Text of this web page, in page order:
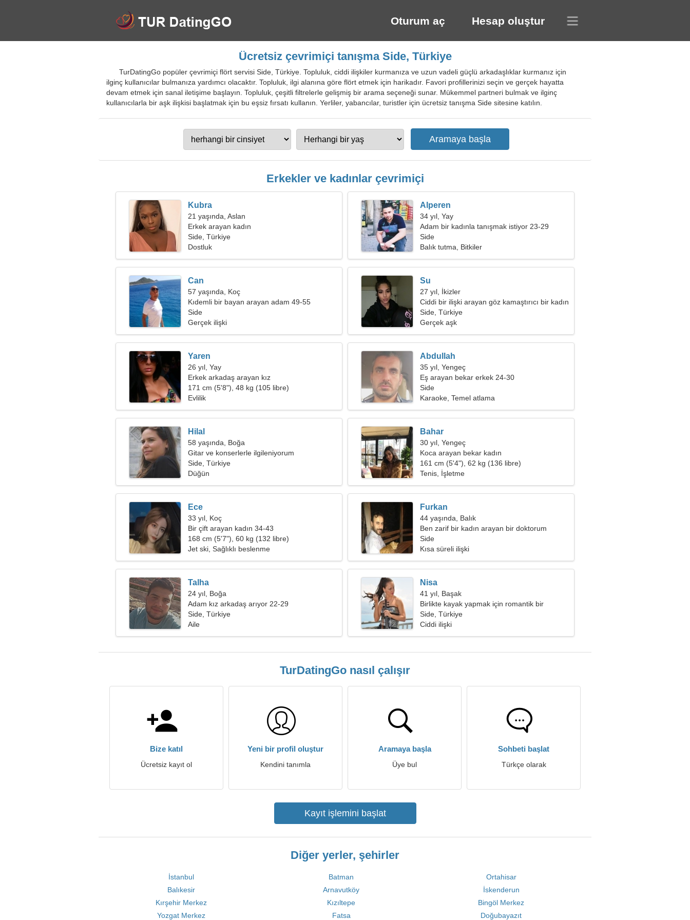
Oturum aç Hesap oluştur
Ücretsiz çevrimiçi tanışma Side, Türkiye
TurDatingGo popüler çevrimiçi flört servisi Side, Türkiye. Topluluk, ciddi ilişkiler kurmanıza ve uzun vadeli güçlü arkadaşlıklar kurmanız için
ilginç kullanıcılar bulmanıza yardımcı olacaktır. Topluluk, ilgi alanına göre flört etmek için harikadır. Favori profillerinizi seçin ve gerçek hayatta
devam etmek için sanal iletişime başlayın. Topluluk, çeşitli filtrelerle gelişmiş bir arama seçeneği sunar. Mükemmel partneri bulmak ve ilginç
kullanıcılarla bir aşk ilişkisi başlatmak için bu eşsiz fırsatı kullanın. Yerliler, yabancılar, turistler için ücretsiz tanışma Side sitesine katılın.
Erkekler ve kadınlar çevrimiçi
Kubra
21 yaşında, Aslan
Erkek arayan kadın
Side, Türkiye
Dostluk
Alperen
34 yıl, Yay
Adam bir kadınla tanışmak istiyor 23-29
Side
Balık tutma, Bitkiler
Can
57 yaşında, Koç
Kıdemli bir bayan arayan adam 49-55
Side
Gerçek ilişki
Su
27 yıl, İkizler
Ciddi bir ilişki arayan göz kamaştırıcı bir kadın
Side, Türkiye
Gerçek aşk
Yaren
26 yıl, Yay
Erkek arkadaş arayan kız
171 cm (5'8"), 48 kg (105 libre)
Evlilik
Abdullah
35 yıl, Yengeç
Eş arayan bekar erkek 24-30
Side
Karaoke, Temel atlama
Hilal
58 yaşında, Boğa
Gitar ve konserlerle ilgileniyorum
Side, Türkiye
Düğün
Bahar
30 yıl, Yengeç
Koca arayan bekar kadın
161 cm (5'4"), 62 kg (136 libre)
Tenis, İşletme
Ece
33 yıl, Koç
Bir çift arayan kadın 34-43
168 cm (5'7"), 60 kg (132 libre)
Jet ski, Sağlıklı beslenme
Furkan
44 yaşında, Balık
Ben zarif bir kadın arayan bir doktorum
Side
Kısa süreli ilişki
Talha
24 yıl, Boğa
Adam kız arkadaş arıyor 22-29
Side, Türkiye
Aile
Nisa
41 yıl, Başak
Birlikte kayak yapmak için romantik bir
arkadaşa ihtiyacım var
Side, Türkiye
Ciddi ilişki
TurDatingGo nasıl çalışır
Bize katıl
Ücretsiz kayıt ol
Yeni bir profil oluştur
Kendini tanımla
Aramaya başla
Üye bul
Sohbeti başlat
Türkçe olarak
Kayıt işlemini başlat
Diğer yerler, şehirler
İstanbul Batman
Ortahisar
Balıkesir
Arnavutköy
İskenderun
Kırşehir Merkez
Kızıltepe
Bingöl Merkez
Yozgat Merkez
Fatsa Doğubayazıt